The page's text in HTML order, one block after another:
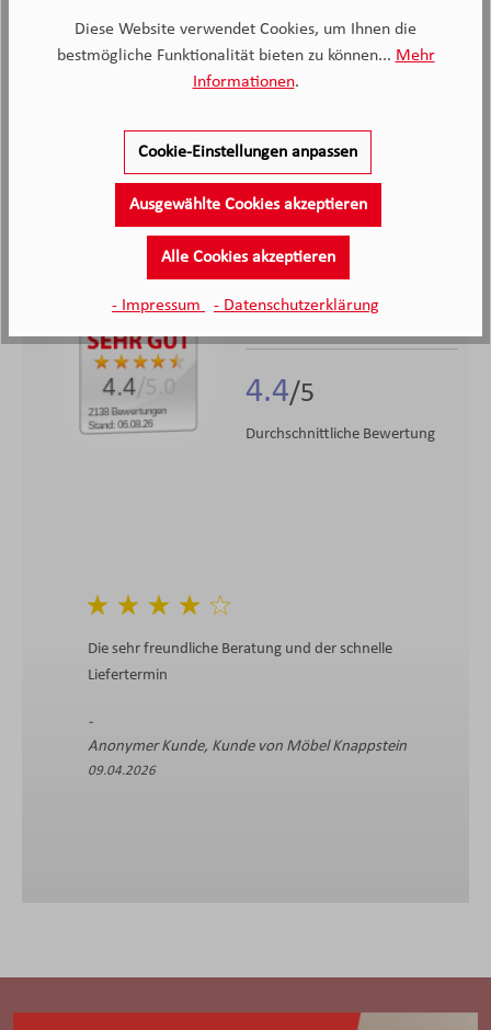
Hersteller Informationen
2138 Bewertungen
Stand: 06.08.26
4.4/5.0
2.138
Kunden haben unseren Service
4.4
Durchschnittliche Bewertung
Die sehr freundliche Beratung und der schnelle
Liefertermin
Anonymer Kunde, Kunde von Möbel Knappstein
09.04.2026
Diese Website verwendet Cookies, um Ihnen die
bestmögliche Funktionalität bieten zu können... Mehr
Informationen.
Cookie-Einstellungen anpassen
Ausgewählte Cookies akzeptieren
Alle Cookies akzeptieren
- Impressum - Datenschutzerklärung